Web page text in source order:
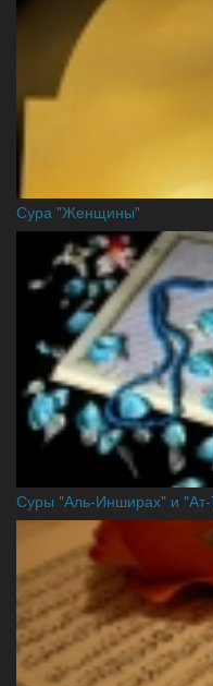
Сура "Женщины"
Суры "Аль-Инширах" и